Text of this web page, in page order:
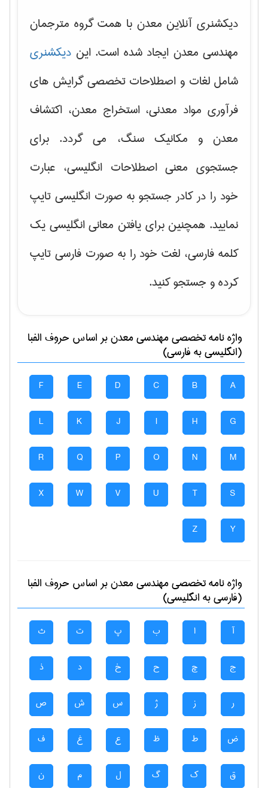
دیکشنری آنلاین معدن با همت گروه مترجمان
مهندسی معدن ایجاد شده است. این دیکشنری
شامل لغات و اصطلاحات تخصصی گرایش های
فرآوری مواد معدنی، استخراج معدن، اکتشاف
معدن و مکانیک سنگ، می گردد. برای
جستجوی معنی اصطلاحات انگلیسی، عبارت
خود را در کادر جستجو به صورت انگلیسی تایپ
نمایید. همچنین برای یافتن معانی انگلیسی یک
کلمه فارسی، لغت خود را به صورت فارسی تایپ
کرده و جستجو کنید.
واژه نامه تخصصیمهندسی معدنبر اساس حروف الفبا
(انگلیسی به فارسی)
A
B
C
D
E
F
G
H
I
J
K
L
M
N
O
P
Q
R
S
T
U
V
W
X
Y
Z
واژه نامه تخصصیمهندسی معدنبر اساس حروف الفبا
(فارسی به انگلیسی)
آ ا ب پ ت ث
ج چ ح خ د ذ
ر ز ژ س ش ص
ض ط ظ ع غ ف
ق ک گ ل م ن